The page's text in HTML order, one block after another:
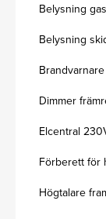
Belysning
Belysning
Brandvarnare
Dimmer
Elcentral
Förberett för
Högtalare